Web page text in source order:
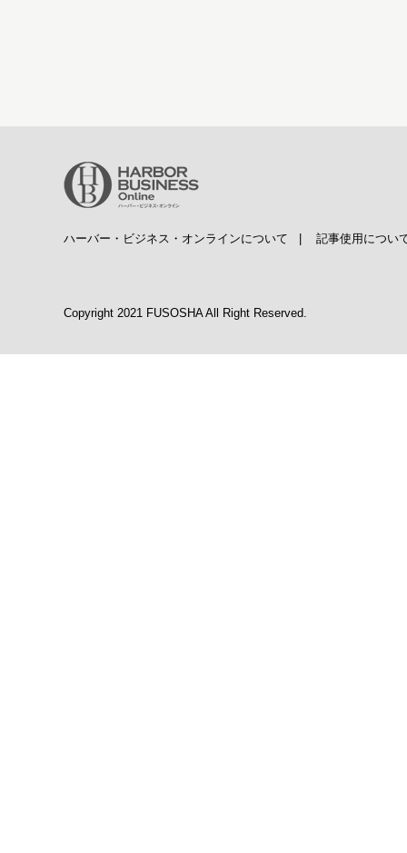
ハーバー・ビジネス・オンラインについて | 記事使用につい
Copyright 2021 FUSOSHA All Right Reserved.